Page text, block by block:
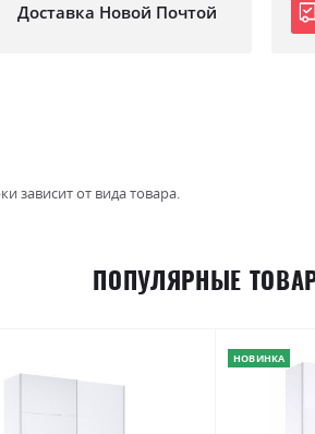
Доставка Новой Почтой
зависит от вида товара.
ПОПУЛЯРНЫЕ
НОВИНКА